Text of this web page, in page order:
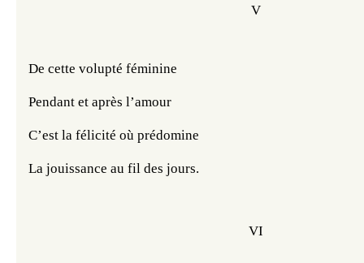
V
De cette volupté féminine
Pendant et après l’amour
C’est la félicité où prédomine
La jouissance au fil des jours.
VI